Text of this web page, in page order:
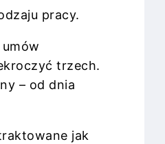
pracy.
trzech.
– od dnia
jak